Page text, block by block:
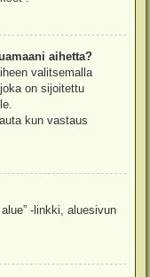
aihetta?
valitsemalla
on sijoitettu
kun vastaus
-linkki, aluesivun